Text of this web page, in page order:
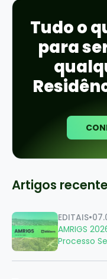
Artigos
EDITAIS•
AMRIGS
Processo
Tudo o
para